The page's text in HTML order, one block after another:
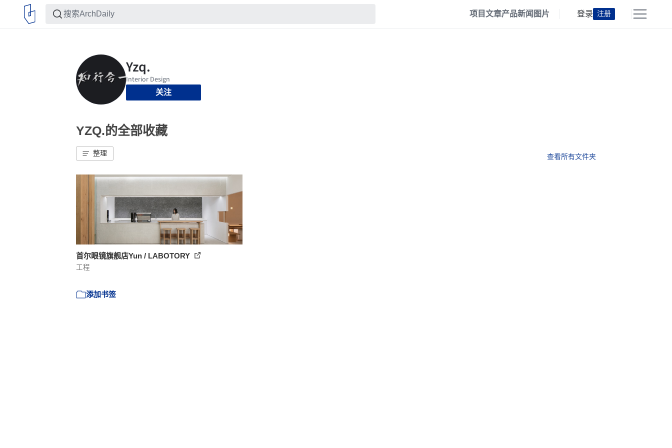
项目文章产品新闻 图片 登录 注册
关注
YZQ.的全部收藏
整理 查看所有文件夹
首尔眼镜旗舰店Yun / LABOTORY
工程
添加书签